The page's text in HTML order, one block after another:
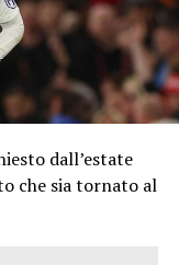
dall’estate
che sia tornato al